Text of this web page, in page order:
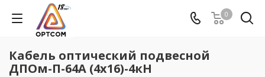
0
Кабель оптический подвесной
ДПОм-П-64А (4х16)-4кН